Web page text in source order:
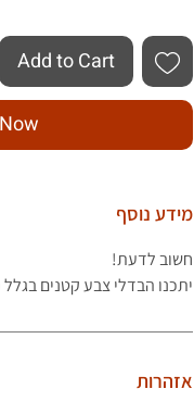
Add to Cart
מידע נוסף
חשוב לדעת!
יתכנו הבדלי צבע קטנים
אזהרות